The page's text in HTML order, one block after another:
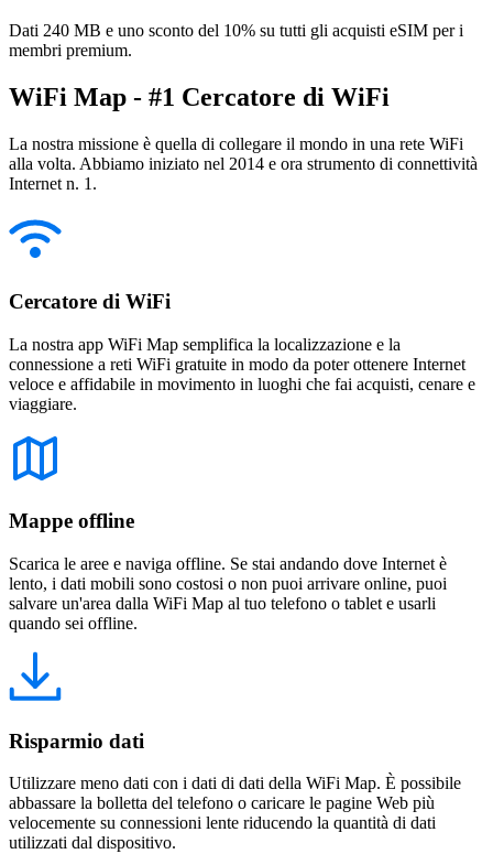
Dati 240 MB e uno sconto del 10% su tutti gli acquisti eSIM per i
membri premium.
WiFi Map - #1 Cercatore di WiFi
La nostra missione è quella di collegare il mondo in una rete WiFi
alla volta. Abbiamo iniziato nel 2014 e ora strumento di connettività
Internet n. 1.
Cercatore di WiFi
La nostra app WiFi Map semplifica la localizzazione e la
connessione a reti WiFi gratuite in modo da poter ottenere Internet
veloce e affidabile in movimento in luoghi che fai acquisti, cenare e
viaggiare.
Mappe offline
Scarica le aree e naviga offline. Se stai andando dove Internet è
lento, i dati mobili sono costosi o non puoi arrivare online, puoi
salvare un'area dalla WiFi Map al tuo telefono o tablet e usarli
quando sei offline.
Risparmio dati
Utilizzare meno dati con i dati di dati della WiFi Map. È possibile
abbassare la bolletta del telefono o caricare le pagine Web più
velocemente su connessioni lente riducendo la quantità di dati
utilizzati dal dispositivo.